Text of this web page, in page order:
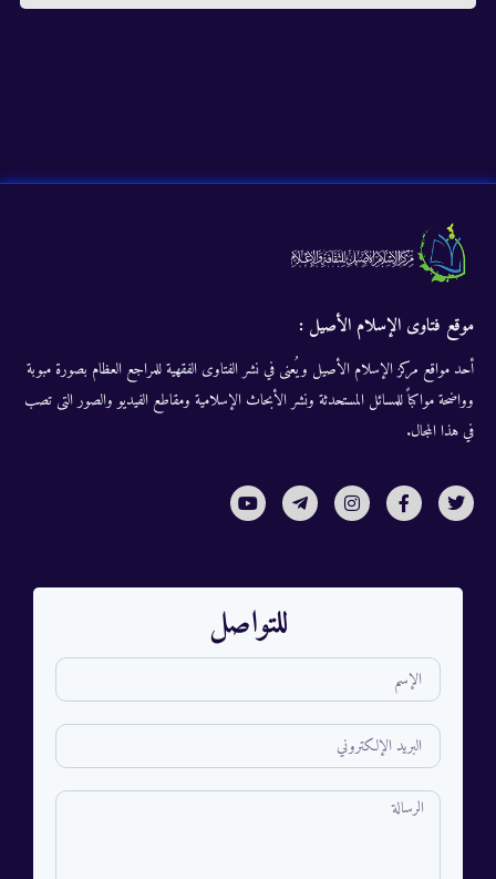
موقع فتاوى الإسلام الأصيل :
أحد مواقع مركز الإسلام الأصيل ويُعنى في نشر الفتاوى الفقهية للمراجع العظام بصورة مبوبة
وواضحة مواكباً للمسائل المستحدثة ونشر الأبحاث الإسلامية ومقاطع الفيديو والصور التى تصب
في هذا المجال.
للتواصل